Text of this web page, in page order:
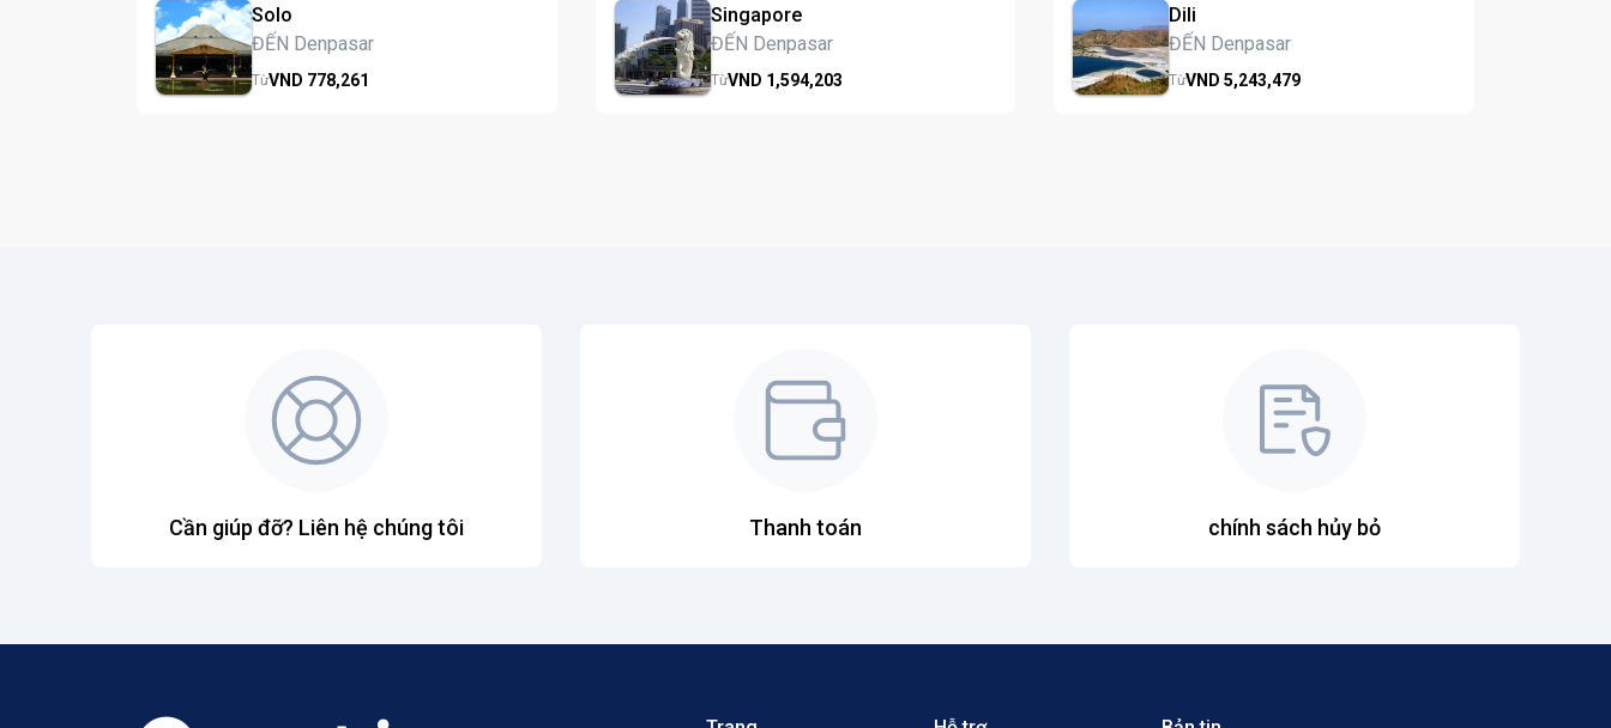
Solo
ĐẾN Denpasar
TừVND 778,261
Singapore
ĐẾN Denpasar
TừVND 1,594,203
Dili
ĐẾN Denpasar
TừVND5,243,479
Cần giúp đỡ? Liên hệ chúng tôi Thanh toán chính sách hủy bỏ